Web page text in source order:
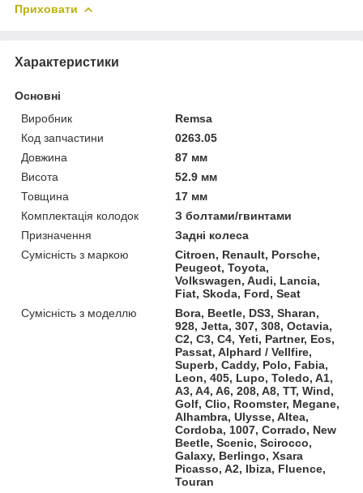
Приховати
Характеристики
Основні
Виробник
Remsa
Код запчастини
0263.05
Довжина
87 мм
Висота
52.9 мм
Товщина
17 мм
Комплектація колодок
З болтами/гвинтами
Призначення
Задні колеса
Сумісність з маркою
Citroen, Renault, Porsche,
Peugeot, Toyota,
Volkswagen, Audi, Lancia,
Fiat, Skoda, Ford, Seat
Сумісність з моделлю
Bora, Beetle, DS3, Sharan,
928, Jetta, 307, 308, Octavia,
C2, C3, C4, Yeti, Partner, Eos,
Passat, Alphard / Vellfire,
Superb, Caddy, Polo, Fabia,
Leon, 405, Lupo, Toledo, A1,
A3, A4, A6, 208, A8, TT, Wind,
Golf, Clio, Roomster, Megane,
Alhambra, Ulysse, Altea,
Cordoba, 1007, Corrado, New
Beetle, Scenic, Scirocco,
Galaxy, Berlingo, Xsara
Picasso, A2, Ibiza, Fluence,
Touran